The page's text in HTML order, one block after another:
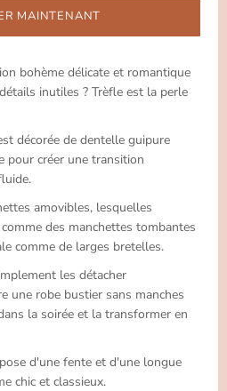
MAINTENANT
bohème délicate et romantique
inutiles ? Trèfle est la perle
décorée de dentelle guipure
pour créer une transition
amovibles, lesquelles
des manchettes tombantes
comme de larges bretelles.
les détacher
une robe bustier sans manches
la soirée et la transformer en
d'une fente et d'une longue
chic et classieux.